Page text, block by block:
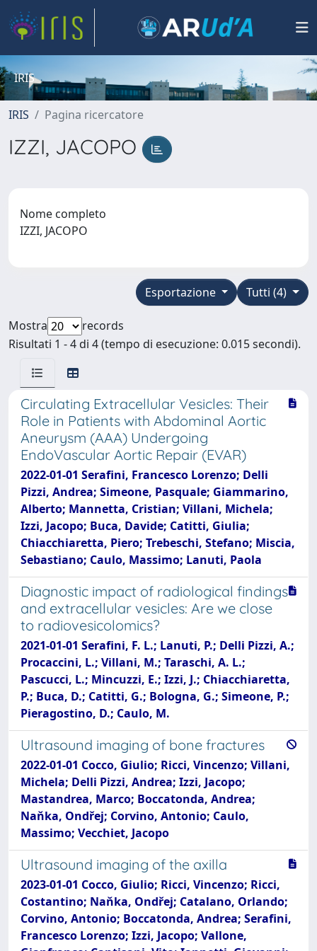
IRIS
IRIS Pagina ricercatore
IZZI, JACOPO
Nome completo
IZZI, JACOPO
Tutti (4)
Esportazione
Mostra
records
Risultati 1 - 4 di 4 (tempo di esecuzione: 0.015 secondi).
Circulating Extracellular Vesicles: Their
Role in Patients with Abdominal Aortic
Aneurysm (AAA) Undergoing
EndoVascular Aortic Repair (EVAR)
2022-01-01 Serafini, Francesco Lorenzo; Delli
Pizzi, Andrea; Simeone, Pasquale; Giammarino,
Alberto; Mannetta, Cristian; Villani, Michela;
Izzi, Jacopo; Buca, Davide; Catitti, Giulia;
Chiacchiaretta, Piero; Trebeschi, Stefano; Miscia,
Sebastiano; Caulo, Massimo; Lanuti, Paola
Diagnostic impact of radiological findings
and extracellular vesicles: Are we close
to radiovesicolomics?
2021-01-01 Serafini, F. L.; Lanuti, P.; Delli Pizzi, A.;
Procaccini, L.; Villani, M.; Taraschi, A. L.;
Pascucci, L.; Mincuzzi, E.; Izzi, J.; Chiacchiaretta,
P.; Buca, D.; Catitti, G.; Bologna, G.; Simeone, P.;
Pieragostino, D.; Caulo, M.
Ultrasound imaging of bone fractures
2022-01-01 Cocco, Giulio; Ricci, Vincenzo; Villani,
Michela; Delli Pizzi, Andrea; Izzi, Jacopo;
Mastandrea, Marco; Boccatonda, Andrea;
Naňka, Ondřej; Corvino, Antonio; Caulo,
Massimo; Vecchiet, Jacopo
Ultrasound imaging of the axilla
2023-01-01 Cocco, Giulio; Ricci, Vincenzo; Ricci,
Costantino; Naňka, Ondřej; Catalano, Orlando;
Corvino, Antonio; Boccatonda, Andrea; Serafini,
Francesco Lorenzo; Izzi, Jacopo; Vallone,